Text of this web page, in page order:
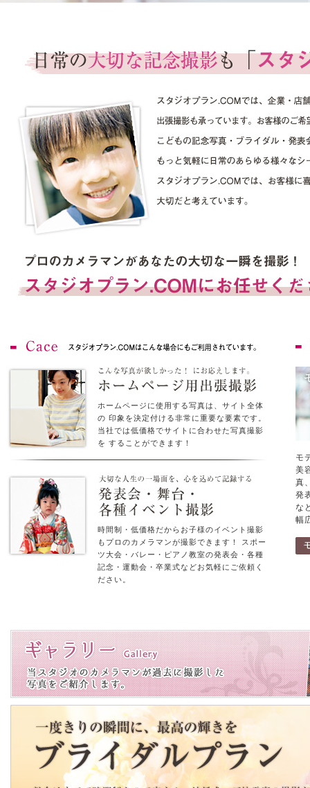
ホームページに使用する写真は、サイト全体
の 印象を決定付ける非常に重要な要素です。
当社では低価格でサイトに合わせた写真撮影
を することができます！
時間制・低価格だからお子様のイベント撮影
もプロのカメラマンが撮影できます！ スポー
ツ大会・バレー・ピアノ教室の発表会・各種
記念・運動会・卒業式などお気軽にご依頼く
ださい。
モ
美
真
発
な
幅